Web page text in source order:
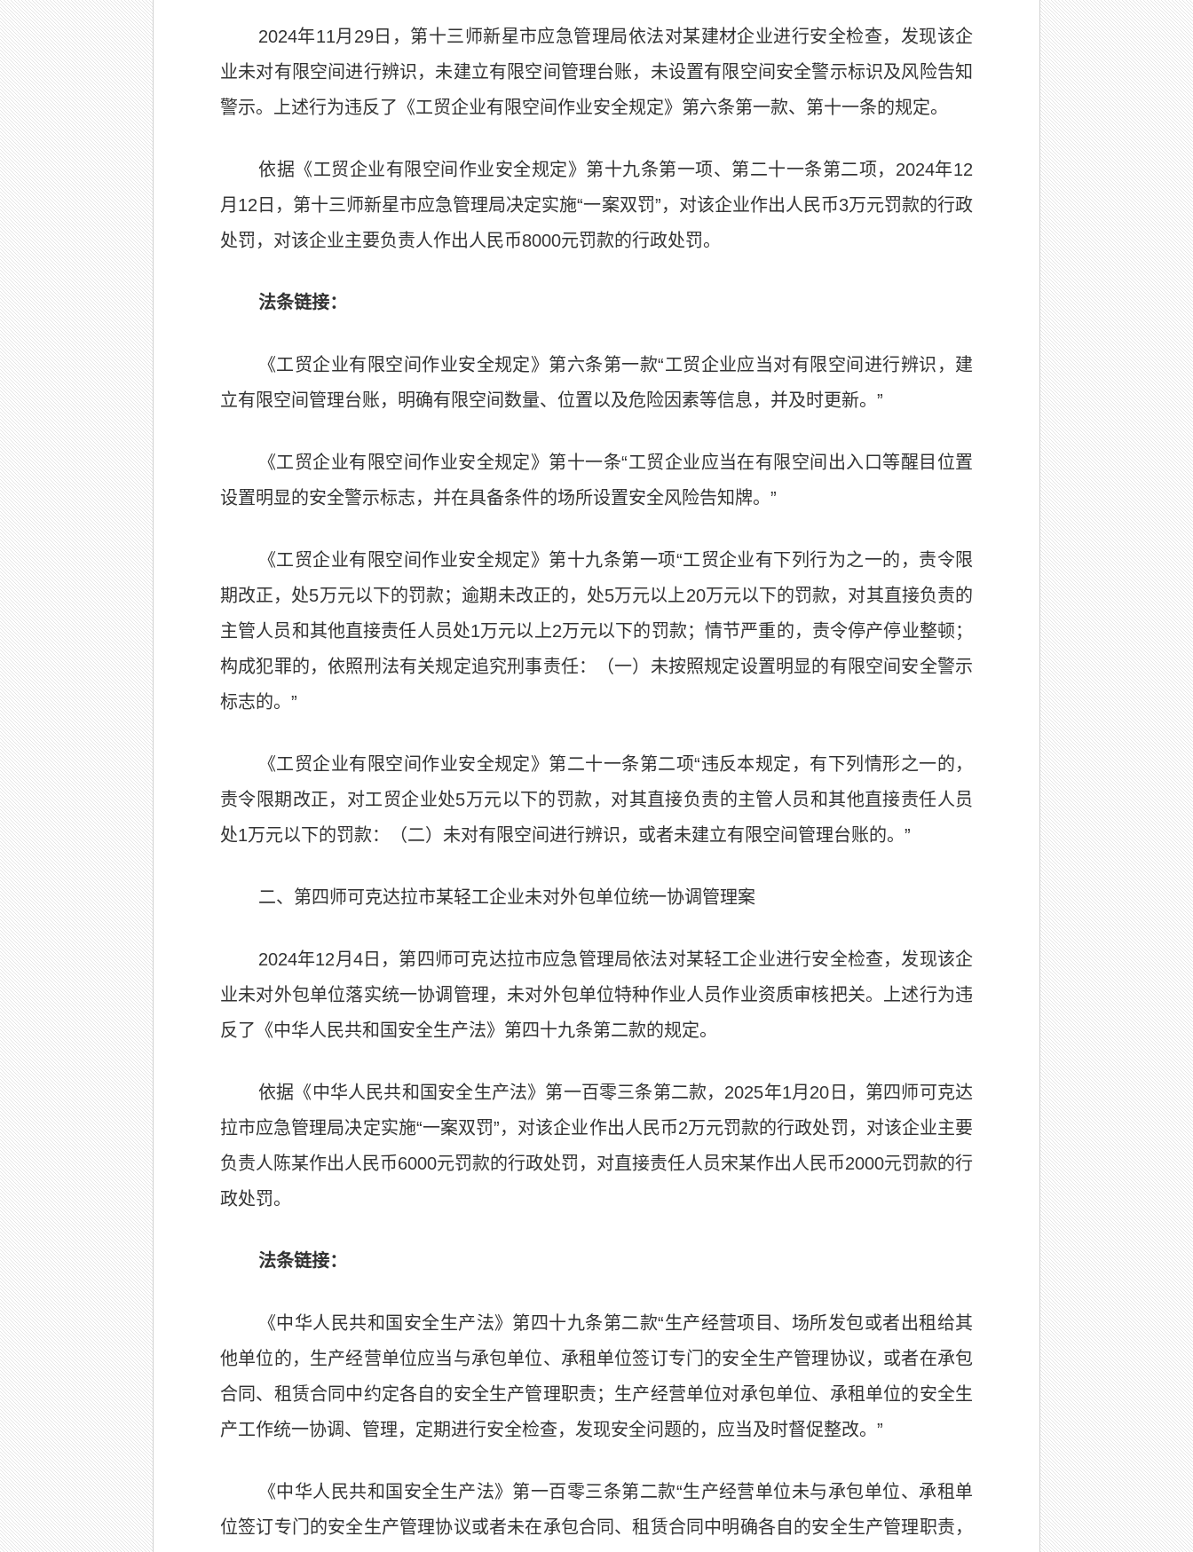
2024年11月29日，第十三师新星市应急管理局依法对某建材企业进行安全检查，发现该企
业未对有限空间进行辨识，未建立有限空间管理台账，未设置有限空间安全警示标识及风险告知
警示。上述行为违反了《工贸企业有限空间作业安全规定》第六条第一款、第十一条的规定。
依据《工贸企业有限空间作业安全规定》第十九条第一项、第二十一条第二项， 2024年12
月12日， 第十三师新星市应急管理局决定实施“一案双罚”，对该企业作出人民币3万元罚款的行政
处罚，对该企业主要负责人作出人民币8000元罚款的行政处罚。
法条链接：
《工贸企业有限空间作业安全规定》第六条第一款“工贸企业应当对有限空间进行辨识，建
立有限空间管理台账，明确有限空间数量、位置以及危险因素等信息，并及时更新。”
《工贸企业有限空间作业安全规定》第十一条“工贸企业应当在有限空间出入口等醒目位置
设置明显的安全警示标志，并在具备条件的场所设置安全风险告知牌。”
《工贸企业有限空间作业安全规定》第十九条第一项“工贸企业有下列行为之一的，责令限
期改正，处5万元以下的罚款；逾期未改正的，处5万元以上20万元以下的罚款，对其直接负责的
主管人员和其他直接责任人员处1万元以上2万元以下的罚款；情节严重的，责令停产停业整顿；
构成犯罪的，依照刑法有关规定追究刑事责任：（一）未按照规定设置明显的有限空间安全警示
标志的。”
《工贸企业有限空间作业安全规定》第二十一条第二项“违反本规定，有下列情形之一的，
责令限期改正，对工贸企业处5万元以下的罚款，对其直接负责的主管人员和其他直接责任人员
处1万元以下的罚款：（二）未对有限空间进行辨识，或者未建立有限空间管理台账的。”
二、第四师可克达拉市某轻工企业未对外包单位统一协调管理案
2024年12月4日，第四师可克达拉市应急管理局依法对某轻工企业进行安全检查，发现该企
业未对外包单位落实统一协调管理，未对外包单位特种作业人员作业资质审核把关。上述行为违
反了《中华人民共和国安全生产法》第四十九条第二款的规定。
依据《中华人民共和国安全生产法》第一百零三条第二款，2025年1月20日，第四师可克达
拉市应急管理局决定实施“一案双罚”，对该企业作出人民币2万元罚款的行政处罚，对该企业主要
负责人陈某作出人民币6000元罚款的行政处罚，对直接责任人员宋某作出人民币2000元罚款的行
政处罚。
法条链接：
《中华人民共和国安全生产法》第四十九条第二款“生产经营项目、场所发包或者出租给其
他单位的，生产经营单位应当与承包单位、承租单位签订专门的安全生产管理协议，或者在承包
合同、租赁合同中约定各自的安全生产管理职责；生产经营单位对承包单位、承租单位的安全生
产工作统一协调、管理，定期进行安全检查，发现安全问题的，应当及时督促整改。”
《中华人民共和国安全生产法》第一百零三条第二款“生产经营单位未与承包单位、承租单
位签订专门的安全生产管理协议或者未在承包合同、租赁合同中明确各自的安全生产管理职责，